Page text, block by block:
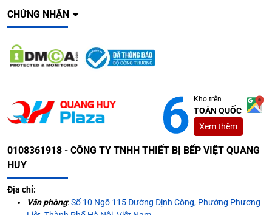
CHỨNG NHẬN
Kho trên
TOÀN QUỐC
Xem thêm
0108361918 - CÔNG TY TNHH THIẾT BỊ BẾP VIỆT QUANG
HUY
Địa chỉ:
Văn phòng:Số 10 Ngõ 115 Đường Định Công, Phường Phương